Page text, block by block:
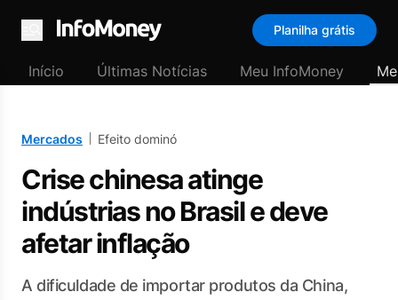
Menu
Planilha grátis
Início Últimas Notícias Meu InfoMoney
Mercados Efeito dominó
Crise chinesa atinge
indústrias no Brasil e deve
afetar inflação
A dificuldade de importar produtos da China,